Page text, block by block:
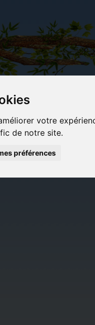
votre
de notre site.
préférences
Objets déco et
cadeaux
originaux